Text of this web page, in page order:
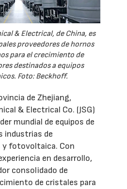
& Electrical, de China, es
proveedores de hornos
para el crecimiento de
destinados a equipos
Foto: Beckhoff.
de Zhejiang,
& Electrical Co. (JSG)
mundial de equipos de
industrias de
fotovoltaica. Con
en desarrollo,
consolidado de
de cristales para